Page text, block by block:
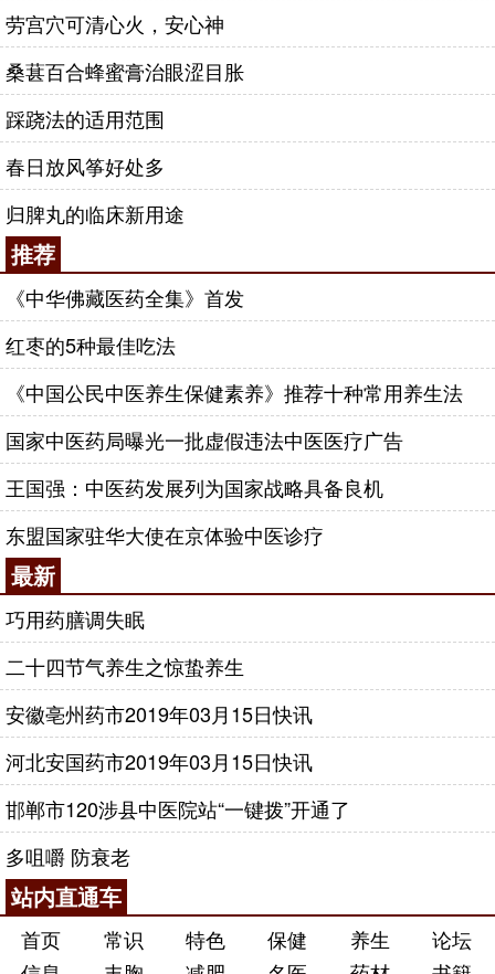
劳宫穴可清心火，安心神
桑葚百合蜂蜜膏治眼涩目胀
踩跷法的适用范围
春日放风筝好处多
归脾丸的临床新用途
推荐
《中华佛藏医药全集》首发
红枣的5种最佳吃法
《中国公民中医养生保健素养》推荐十种常用养生法
国家中医药局曝光一批虚假违法中医医疗广告
王国强：中医药发展列为国家战略具备良机
东盟国家驻华大使在京体验中医诊疗
最新
巧用药膳调失眠
二十四节气养生之惊蛰养生
安徽亳州药市2019年03月15日快讯
河北安国药市2019年03月15日快讯
邯郸市120涉县中医院站“一键拨”开通了
多咀嚼 防衰老
站内直通车
首页 常识 特色 保健 养生
论坛